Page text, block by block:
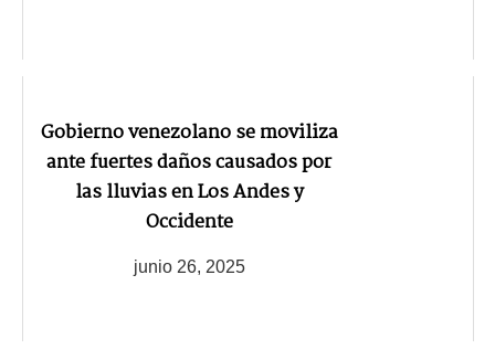
Gobierno venezolano se moviliza
ante fuertes daños causados por
las lluvias en Los Andes y
Occidente
junio 26, 2025